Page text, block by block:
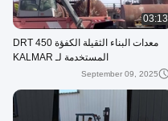
03:13
معدات البناء الثقيلة الكفؤة DRT 450
المستخدمة لـ KALMAR
September 09, 2025